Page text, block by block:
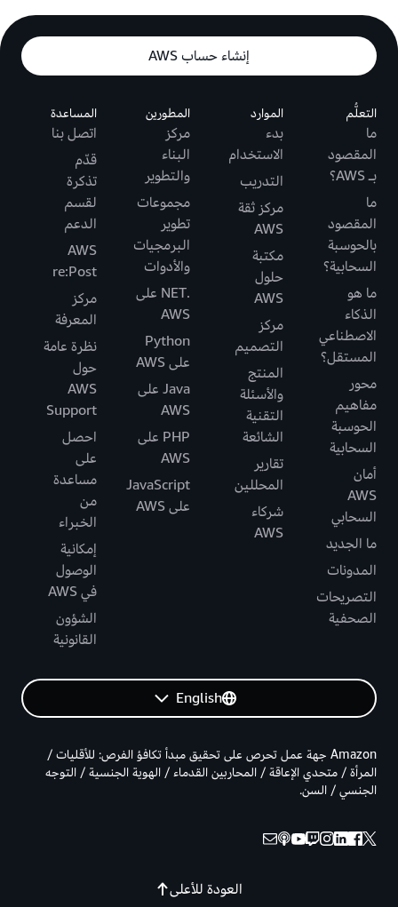
إنشاء حساب AWS
التعلُّم
ما
المقصود
بـ AWS؟
ما
المقصود
بالحوسبة
السحابية؟
ما هو
الذكاء
الاصطناعي
المستقل؟
محور
مفاهيم
الحوسبة
السحابية
أمان
AWS
السحابي
ما الجديد
المدونات
التصريحات
الصحفية
الموارد
بدء
الاستخدام
التدريب
مركز ثقة
AWS
مكتبة
حلول
AWS
مركز
التصميم
المنتج
والأسئلة
التقنية
الشائعة
تقارير
المحللين
شركاء
AWS
المطورين
مركز
البناء
والتطوير
مجموعات
تطوير
البرمجيات
والأدوات
.NET على
AWS
Python
على AWS
Java على
AWS
PHP على
AWS
JavaScript
على AWS
المساعدة
اتصل بنا
قدّم
تذكرة
لقسم
الدعم
AWS
re:Post
مركز
المعرفة
نظرة عامة
حول
AWS
Support
احصل
على
مساعدة
من
الخبراء
إمكانية
الوصول
في AWS
الشؤون
القانونية
English
العودة للأعلى
Amazon جهة عمل تحرص على تحقيق مبدأ تكافؤ الفرص: للأقليات /
المرأة / متحدي الإعاقة / المحاربين القدماء / الهوية الجنسية / التوجه
الجنسي / السن.